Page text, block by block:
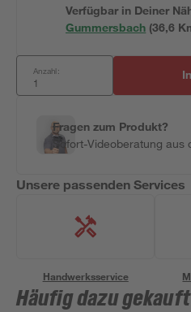
Verfügbar in Deiner
Gummersbach (36,6
Anzahl:
Fragen zum Produkt?
Sofort-Videoberatung aus
Unsere passenden Services
Handwerksservice
Häufig dazu gekauft